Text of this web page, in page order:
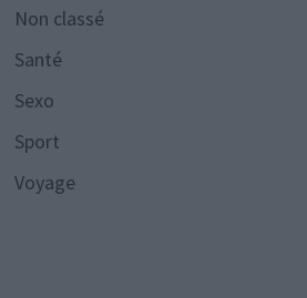
Non classé
Santé
Sexo
Sport
Voyage